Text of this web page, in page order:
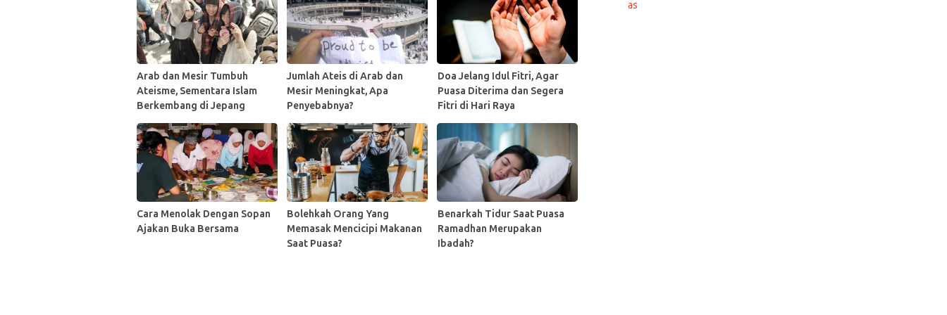
Arab dan Mesir Tumbuh
Ateisme, Sementara Islam
Berkembang di Jepang
Jumlah Ateis di Arab dan
Mesir Meningkat, Apa
Penyebabnya?
Doa Jelang Idul Fitri, Agar
Puasa Diterima dan Segera
Fitri di Hari Raya
Cara Menolak Dengan Sopan
Ajakan Buka Bersama
Bolehkah Orang Yang
Memasak Mencicipi Makanan
Saat Puasa?
Benarkah Tidur Saat Puasa
Ramadhan Merupakan
Ibadah?